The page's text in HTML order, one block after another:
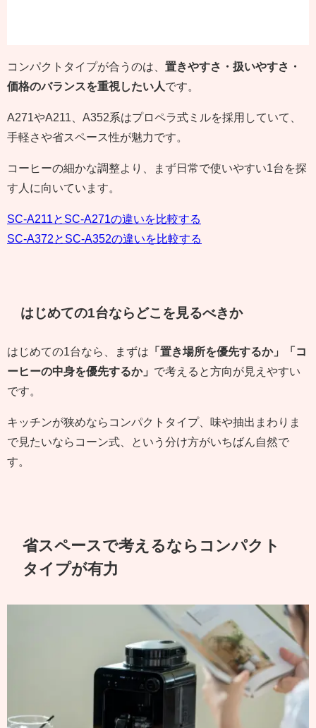
コンパクトタイプが合うのは、 置きやすさ・扱いやすさ・
価格のバランスを重視したい人です。
A271やA211、A352系はプロペラ式ミルを採用していて、
手軽さや省スペース性が魅力です。
コーヒーの細かな調整より、まず日常で使いやすい1台を探
す人に向いています。
SC-A211とSC-A271の違いを比較する
SC-A372とSC-A352の違いを比較する
はじめての1台ならどこを見るべきか
はじめての1台なら、まずは 「置き場所を優先するか」「コ
ーヒーの中身を優先するか」 で考えると方向が見えやすい
です。
キッチンが狭めならコンパクトタイプ、味や抽出まわりま
で見たいならコーン式、という分け方がいちばん自然で
す。
省スペースで考えるならコンパクト
タイプが有力